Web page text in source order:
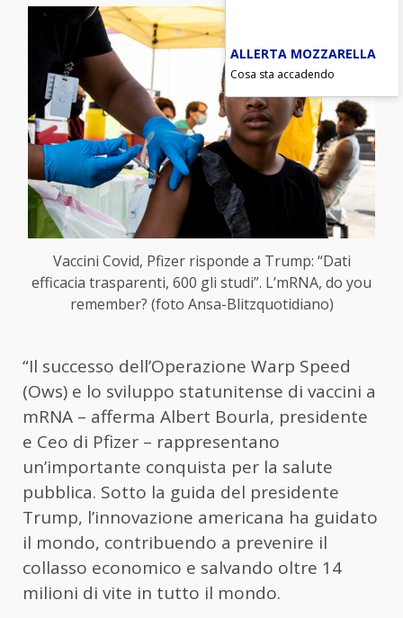
Vaccini Covid, Pfizer risponde a Trump: “Dati
efficacia trasparenti, 600 gli studi”. L’mRNA, do you
remember? (foto Ansa-Blitzquotidiano)
“Il successo dell’Operazione Warp Speed
(Ows) e lo sviluppo statunitense di vaccini a
mRNA – afferma Albert Bourla, presidente
e Ceo di Pfizer – rappresentano
un’importante conquista per la salute
pubblica. Sotto la guida del presidente
Trump, l’innovazione americana ha guidato
il mondo, contribuendo a prevenire il
collasso economico e salvando oltre 14
milioni di vite in tutto il mondo.
ALLERTA MOZZARELLA
Cosa sta accadendo